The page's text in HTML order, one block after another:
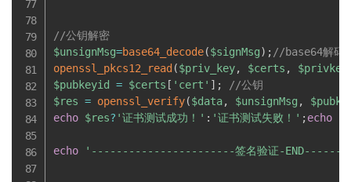
//公钥解密
$unsignMsg=base64_decode($signMsg) ; //base64解码
openssl_pkcs12_read ($priv_key, $certs ,
$pubkeyid
= $certs [ 'cert' ] ;
//公钥
$res = openssl_verify($data, $unsignMsg ,
echo $res? '证书测试成功！' : '证书测试失败！' ;echo
echo '-----------------------签名验证-